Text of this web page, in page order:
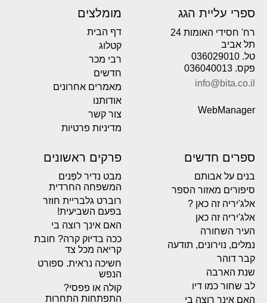
ספרי עליית הגג
רח' חסידי האומות 24
תל אביב
טל. 036029010
פקס. 036040013
info@bita.co.il
WebManager
מומלצים
דף הבית
קטלוג
רבי מכר
חדשים
מאמרים אחרונים
אודותנו
צור קשר
מדיניות פרטיות
ספרים חדשים
בנים על אבותם
סיפורים מאזור הספר
אלג'יריה זה כאן ?
אלג'יריה זה כאן
העיר השחורה
נמלים, נוירונים, תודעה
קבר דוהר
שנת הארבה
לב שחור כמו דיו
האם אינך רוצה בי
פרקים ראשונים
מבט נדיר לפְּנים
המשפחה החרדית
רוברט גלבריית חוזר
בפעם השביעית!
האם אינך רוצה בי
ככה בדיוק קרה? חובת
קריאה מכל צד
חשיכה נראית. ספורט
הנפש
קולה או פפסי?
התפתחות התחרות